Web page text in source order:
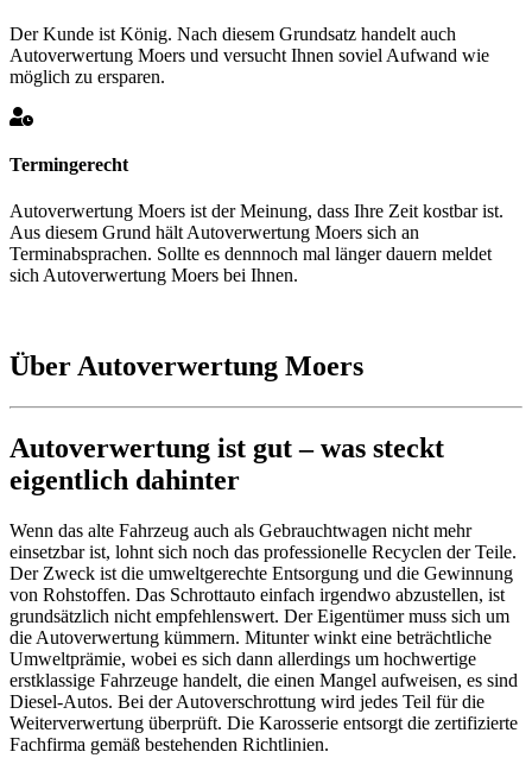
Der Kunde ist König. Nach diesem Grundsatz handelt auch
Autoverwertung Moers und versucht Ihnen soviel Aufwand wie
möglich zu ersparen.
Termingerecht
Autoverwertung Moers ist der Meinung, dass Ihre Zeit kostbar ist.
Aus diesem Grund hält Autoverwertung Moers sich an
Terminabsprachen. Sollte es dennnoch mal länger dauern meldet
sich Autoverwertung Moers bei Ihnen.
Über Autoverwertung Moers
Autoverwertung ist gut – was steckt
eigentlich dahinter
Wenn das alte Fahrzeug auch als Gebrauchtwagen nicht mehr
einsetzbar ist, lohnt sich noch das professionelle Recyclen der Teile.
Der Zweck ist die umweltgerechte Entsorgung und die Gewinnung
von Rohstoffen. Das Schrottauto einfach irgendwo abzustellen, ist
grundsätzlich nicht empfehlenswert. Der Eigentümer muss sich um
die Autoverwertung kümmern. Mitunter winkt eine beträchtliche
Umweltprämie, wobei es sich dann allerdings um hochwertige
erstklassige Fahrzeuge handelt, die einen Mangel aufweisen, es sind
Diesel-Autos. Bei der Autoverschrottung wird jedes Teil für die
Weiterverwertung überprüft. Die Karosserie entsorgt die zertifizierte
Fachfirma gemäß bestehenden Richtlinien.